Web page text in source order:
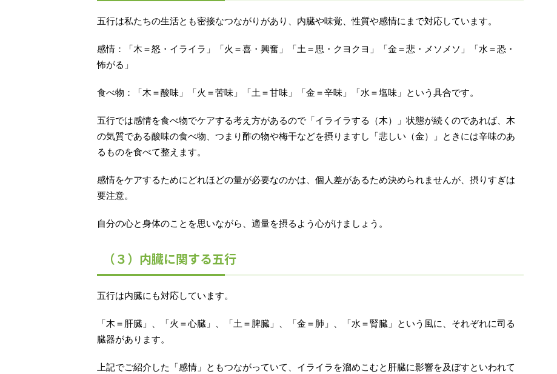
五行は私たちの生活とも密接なつながりがあり、内臓や味覚、性質や感情にまで対応しています。
感情：「木＝怒・イライラ」「火＝喜・興奮」「土＝思・クヨクヨ」「金＝悲・メソメソ」「水＝恐・
怖がる」
食べ物：「木＝酸味」「火＝苦味」「土＝甘味」「金＝辛味」「水＝塩味」という具合です。
五行では感情を食べ物でケアする考え方があるので「イライラする（木）」状態が続くのであれば、木
の気質である酸味の食べ物、つまり酢の物や梅干などを摂りますし「悲しい（金）」ときには辛味のあ
るものを食べて整えます。
感情をケアするためにどれほどの量が必要なのかは、個人差があるため決められませんが、摂りすぎは
要注意。
自分の心と身体のことを思いながら、適量を摂るよう心がけましょう。
（３）内臓に関する五行
五行は内臓にも対応しています。
「木＝肝臓」、「火＝心臓」、「土＝脾臓」、「金＝肺」、「水＝腎臓」という風に、それぞれに司る
臓器があります。
上記でご紹介した「感情」ともつながっていて、イライラを溜めこむと肝臓に影響を及ぼすといわれて